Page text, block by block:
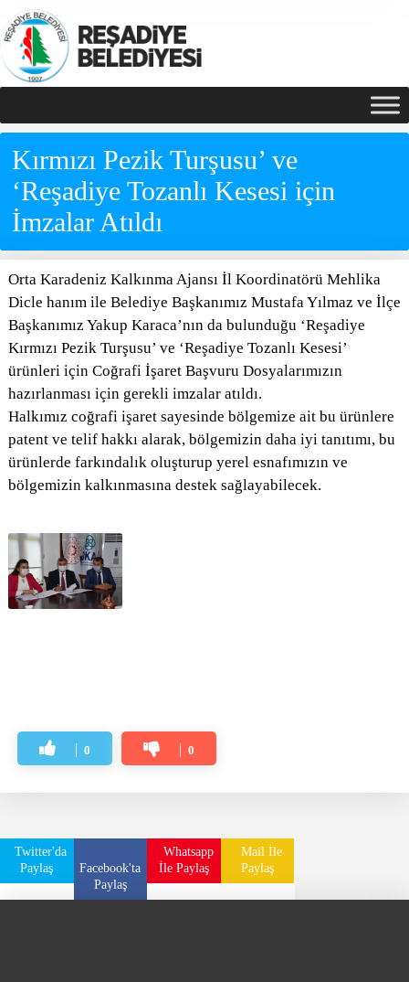
Kırmızı Pezik Turşusu’ ve
‘Reşadiye Tozanlı Kesesi için
İmzalar Atıldı
Orta Karadeniz Kalkınma Ajansı İl Koordinatörü Mehlika
Dicle hanım ile Belediye Başkanımız Mustafa Yılmaz ve İlçe
Başkanımız Yakup Karaca’nın da bulunduğu ‘Reşadiye
Kırmızı Pezik Turşusu’ ve ‘Reşadiye Tozanlı Kesesi’
ürünleri için Coğrafi İşaret Başvuru Dosyalarımızın
hazırlanması için gerekli imzalar atıldı.
Halkımız coğrafi işaret sayesinde bölgemize ait bu ürünlere
patent ve telif hakkı alarak, bölgemizin daha iyi tanıtımı, bu
ürünlerde farkındalık oluşturup yerel esnafımızın ve
bölgemizin kalkınmasına destek sağlayabilecek.
0 0
Twitter'da
Paylaş
Facebook'ta
Paylaş
Whatsapp
İle Paylaş
Mail İle
Paylaş